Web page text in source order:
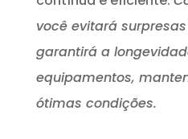
você evitará
garantirá a
equipamentos,
ótimas condições.